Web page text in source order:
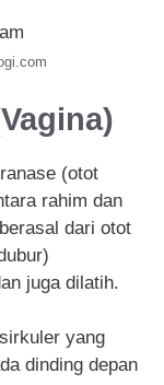
(otot
rahim dan
dari otot
juga dilatih.
yang
dinding depan